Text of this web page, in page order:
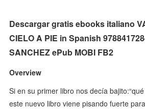
Descargar gratis ebooks italiano
CIELO A PIE in Spanish
SANCHEZ ePub MOBI FB2
Overview
Si en su primer libro nos decía
este nuevo libro viene pisando fuerte